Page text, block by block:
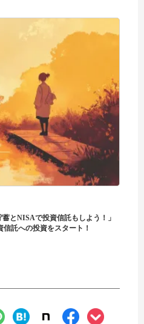
とNISAで投資信託もしよう！」
託への投資をスタート！